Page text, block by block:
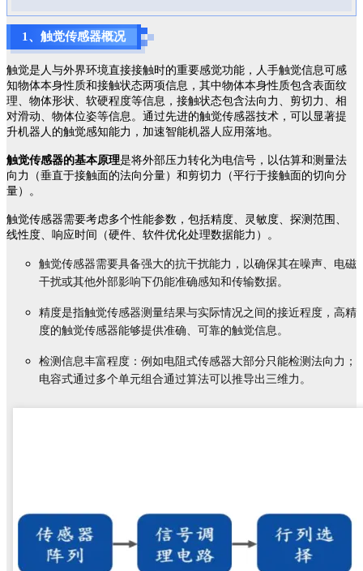
1、 触觉传感器概况
触觉是人与外界环境直接接触时的重要感觉功能，人手触觉信息可感
知物体本身性质和接触状态两项信息，其中物体本身性质包含表面纹
理、物体形状、软硬程度等信息，接触状态包含法向力、剪切力、相
对滑动、物体位姿等信息。通过先进的触觉传感器技术，可以显著提
升机器人的触觉感知能力，加速智能机器人应用落地。
触觉传感器的基本原理是将外部压力转化为电信号，以估算和测量法
向力（垂直于接触面的法向分量）和剪切力（平行于接触面的切向分
量）。
触觉传感器需要考虑多个性能参数，包括精度、灵敏度、探测范围、
线性度、响应时间（硬件、软件优化处理数据能力）。
触觉传感器需要具备强大的抗干扰能力，以确保其在噪声、电磁
干扰或其他外部影响下仍能准确感知和传输数据。
精度是指触觉传感器测量结果与实际情况之间的接近程度，高精
度的触觉传感器能够提供准确、可靠的触觉信息。
检测信息丰富程度：例如电阻式传感器大部分只能检测法向力；
电容式通过多个单元组合通过算法可以推导出三维力。